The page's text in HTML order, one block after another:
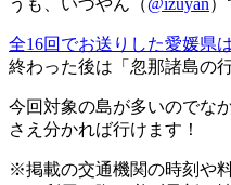
全16回でお送りした愛媛県
終わった後は「忽那諸島の
今回対象の島が多いのでな
さえ分かれば行けます！
※掲載の交通機関の時刻や